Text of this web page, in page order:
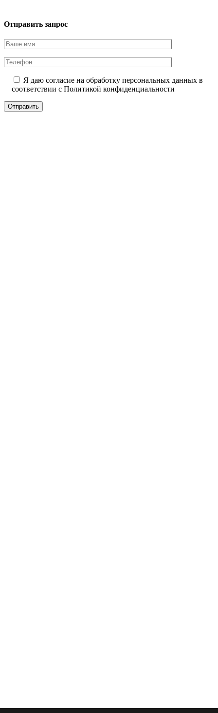
Отправить запрос
Я даю согласие на обработку персональных данных в
соответствии с Политикой конфиденциальности